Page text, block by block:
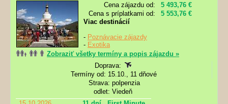
Cena zájazdu od:
5 493,76 €
Cena s príplatkami od:
5 553,76 €
Viac destinácií
- Poznávacie zájazdy
- Exotika
Zobraziť všetky termíny a popis zájazdu »
Doprava:
Termíny od: 15.10., 11 dňové
Strava: polpenzia
odlet: Viedeň